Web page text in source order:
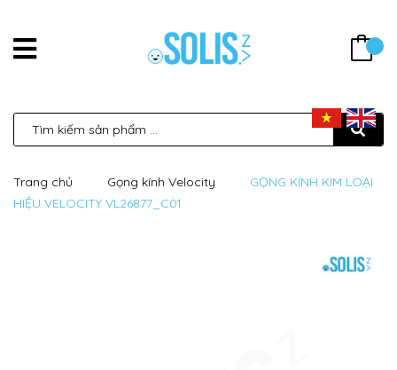
Trang chủ Gọng kính Velocity
GỌNG KÍNH KIM LOẠI
HIỆU VELOCITY VL26877_C01